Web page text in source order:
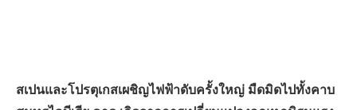
สเปนและโปรตุเกสเผชิญไฟฟ้าดับครั้งใหญ่ มืดมิดไปทั้งคาบ